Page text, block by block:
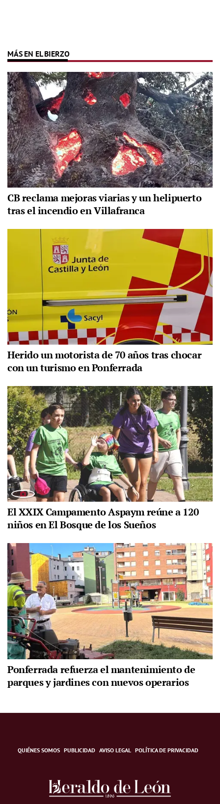
MÁS EN EL BIERZO
CB reclama mejoras viarias y un helipuerto
tras el incendio en Villafranca
Herido un motorista de 70 años tras chocar
con un turismo en Ponferrada
El XXIX Campamento Aspaym reúne a 120
niños en El Bosque de los Sueños
Ponferrada refuerza el mantenimiento de
parques y jardines con nuevos operarios
QUIÉNES SOMOS PUBLICIDAD AVISO LEGAL POLÍTICA DE PRIVACIDAD